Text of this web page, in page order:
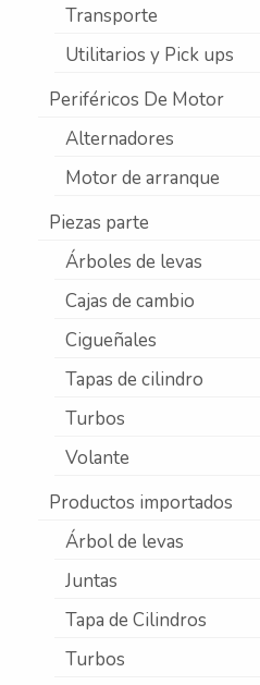
Motores
Contacto
Nosotros
Galeria
Trabaja con nosotros
Transporte
Utilitarios y Pick ups
Periféricos De Motor
Alternadores
Motor de arranque
Piezas parte
Árboles de levas
Cajas de cambio
Cigueñales
Tapas de cilindro
Turbos
Volante
Productos importados
Árbol de levas
Juntas
Tapa de Cilindros
Turbos